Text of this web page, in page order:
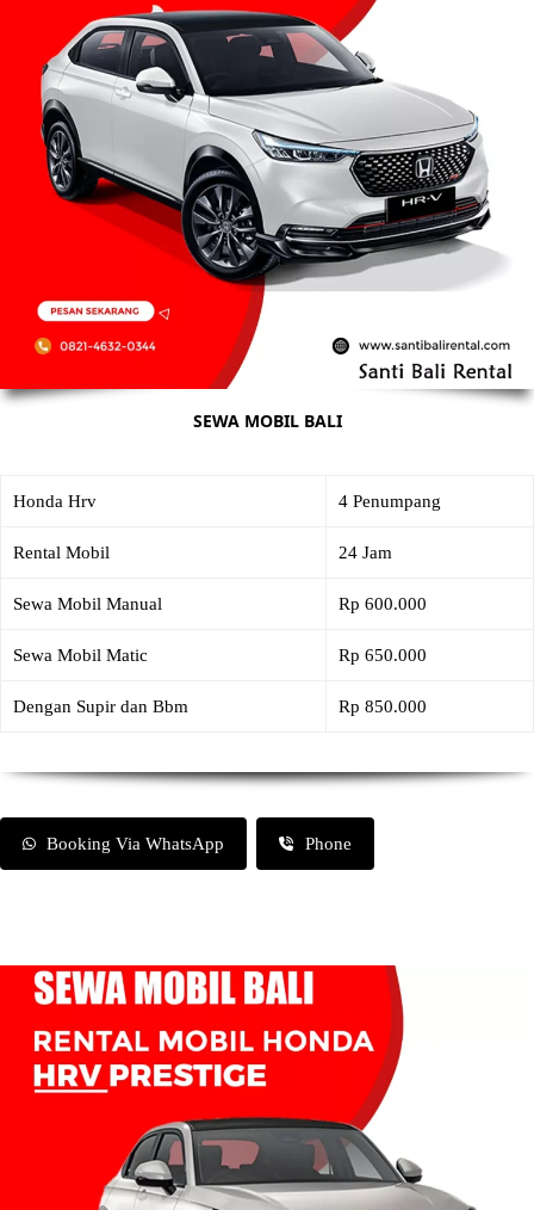
SEWA MOBIL BALI
Honda Hrv 4 Penumpang
Rental Mobil 24 Jam
Sewa Mobil Manual Rp 600.000
Sewa Mobil Matic Rp 650.000
Dengan Supir dan Bbm Rp 850.000
Booking Via WhatsApp Phone